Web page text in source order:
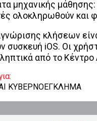
μηχανικής μάθησης:
ολοκληρωθούν και
κλήσεων
συσκευή iOS. Οι
από το
ΚΥΒΕΡΝΟΕΓΚΛΗΜΑ